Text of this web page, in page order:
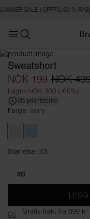
SALE | OPPTIL 60 %
Open main menu
Sweatshort
NOK 199 NOK
Lagre NOK 300 (-60%)
Vis prishistorikk
Farge: Ivory
Størrelse: XS
XS
Gratis frakt fra 699 kr